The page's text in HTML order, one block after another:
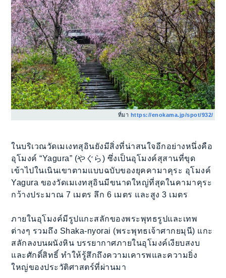
ที่มา https://enokama.jp/spot/932/
ในบริเวณวัดเมเงทสุอินยังมีสิ่งที่น่าสนใจอีกอย่างหนึ่งคือ
อุโมงค์ “Yagura” (やぐら) ซึ่งเป็นอุโมงค์สุสานที่ขุด
เข้าไปในเนินเขาตามแบบฉบับของยุคคามาคุระ อุโมงค์
Yagura ของวัดเมเงทสุอินมีขนาดใหญ่ที่สุดในคามาคุระ
กว้างประมาณ 7 เมตร ลึก 6 เมตร และสูง 3 เมตร
ภายในอุโมงค์มีรูปแกะสลักของพระพุทธรูปและเทพ
ต่างๆ รวมถึง Shaka-nyorai (พระพุทธเจ้าศากยมุนี) แกะ
สลักลงบนผนังหิน บรรยากาศภายในอุโมงค์เงียบสงบ
และศักดิ์สิทธิ์ ทำให้รู้สึกถึงความเคารพและความยิ่ง
ใหญ่ของประวัติศาสตร์ที่ผ่านมา